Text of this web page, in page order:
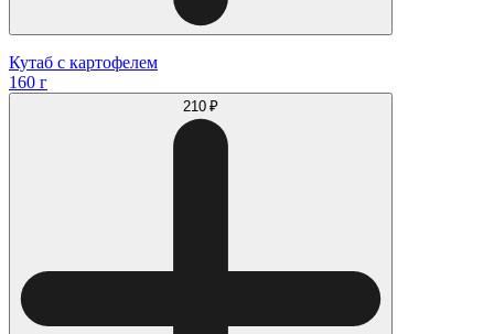
Кутаб с картофелем
160 г
210 ₽